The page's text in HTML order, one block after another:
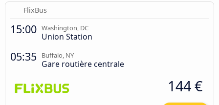
FlixBus
15:00 Washington, DC
Union Station
05:35 Buffalo, NY
Gare routière centrale
144 €